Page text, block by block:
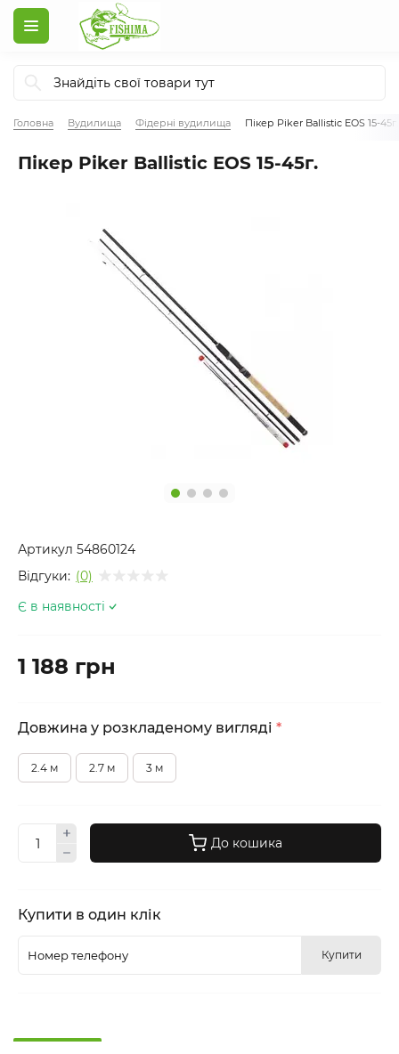
Головна Вудилища Фідерні вудилища Пікер Piker Ballistic EOS 15-45г.
Пікер Piker Ballistic EOS 15-45г.
Артикул 54860124
Відгуки: (0)
Є в наявності
1 188 грн
Довжина у розкладеному вигляді *
2.4 м 2.7 м 3 м
До кошика
Купити в один клік
Купити